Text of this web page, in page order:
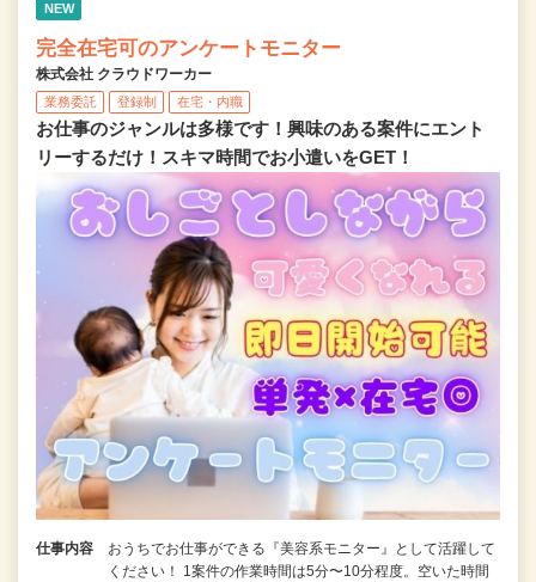
NEW
完全在宅可のアンケートモニター
株式会社 クラウドワーカー
業務委託 登録制 在宅・内職
お仕事のジャンルは多様です！興味のある案件にエント
リーするだけ！スキマ時間でお小遣いをGET！
仕事内容
おうちでお仕事ができる『美容系モニター』として活躍して
ください！ 1案件の作業時間は5分〜10分程度。空いた時間